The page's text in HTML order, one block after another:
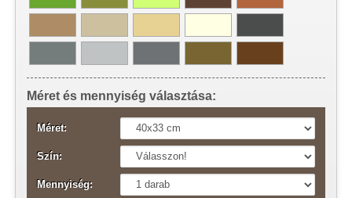
Méret és mennyiség választása:
Méret:
Szín:
Mennyiség: